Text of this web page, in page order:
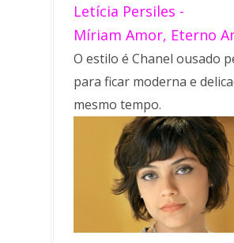
Letícia Persiles -
Míriam Amor, Eterno
O estilo é Chanel ousado
para ficar moderna e
mesmo tempo.